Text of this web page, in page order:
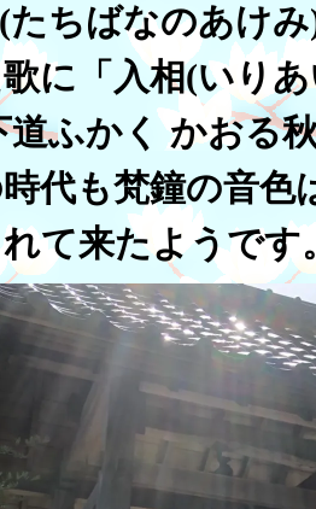
たちばなのあけ
に「入相(いり
道ふかく かおる
代も梵鐘の音色
て来たようです